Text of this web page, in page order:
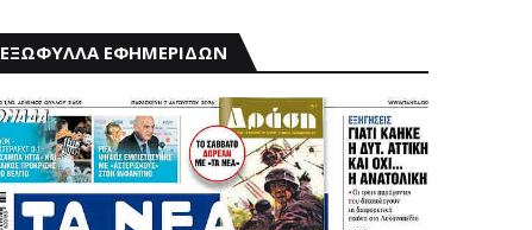
ΕΞΩΦΥΛΛΑ ΕΦΗΜΕΡΙΔΩΝ